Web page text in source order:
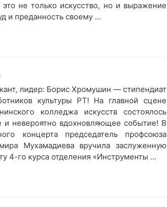
не только искусство, но и выражение
и преданность своему ...
лидер: Борис Хромушин — стипендиат
культуры РТ! На главной сцене
колледжа искусств состоялось
и невероятно вдохновляющее событие! В
концерта председатель профсоюза
Мухамадиева вручила заслуженную
4-го курса отделения «Инструменты ...